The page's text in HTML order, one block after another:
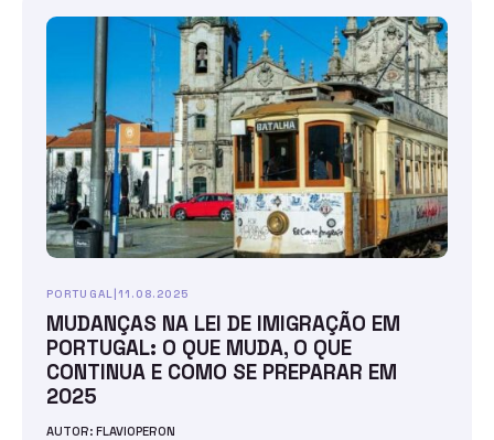
PORTUGAL 11.08.2025
MUDANÇAS NA LEI DE IMIGRAÇÃO EM
PORTUGAL: O QUE MUDA, O QUE
CONTINUA E COMO SE PREPARAR EM
2025
AUTOR: FLAVIOPERON